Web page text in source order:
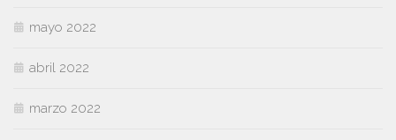
mayo 2022
abril 2022
marzo 2022